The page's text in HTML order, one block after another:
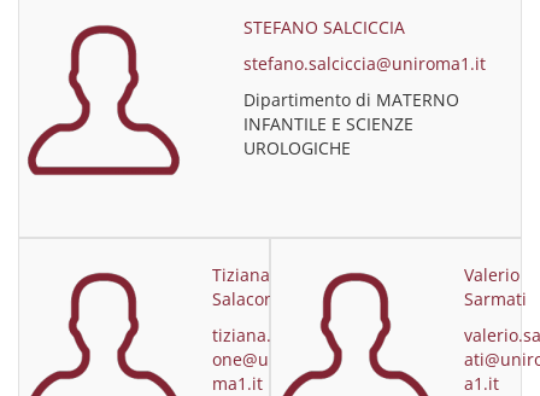
STEFANO SALCICCIA
stefano.salciccia@uniroma1.it
Dipartimento di MATERNO
INFANTILE E SCIENZE
UROLOGICHE
Tiziana
Salacone
tiziana.salac
one@uniro
ma1.it
Valerio
Sarmati
a1.it